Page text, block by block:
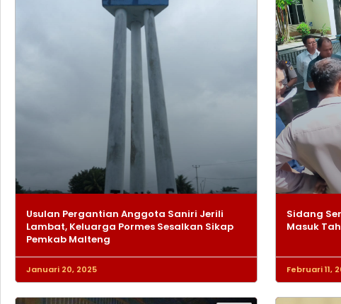
Usulan Pergantian Anggota Saniri Jerili
Lambat, Keluarga Pormes Sesalkan Sikap
Pemkab Malteng
Januari 20, 2025
Sidang
Masuk
Februari 11,